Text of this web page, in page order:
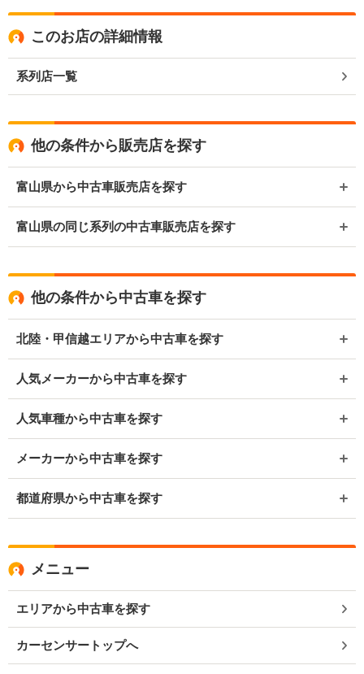
このお店の詳細情報
系列店一覧
他の条件から販売店を探す
富山県から中古車販売店を探す
富山県の同じ系列の中古車販売店を探す
他の条件から中古車を探す
北陸・甲信越エリアから中古車を探す
人気メーカーから中古車を探す
人気車種から中古車を探す
メーカーから中古車を探す
都道府県から中古車を探す
メニュー
エリアから中古車を探す
カーセンサートップへ